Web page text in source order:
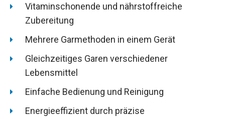
Vitaminschonende und nährstoffreiche
Zubereitung
Mehrere Garmethoden in einem Gerät
Gleichzeitiges Garen verschiedener
Lebensmittel
Einfache Bedienung und Reinigung
Energieeffizient durch präzise